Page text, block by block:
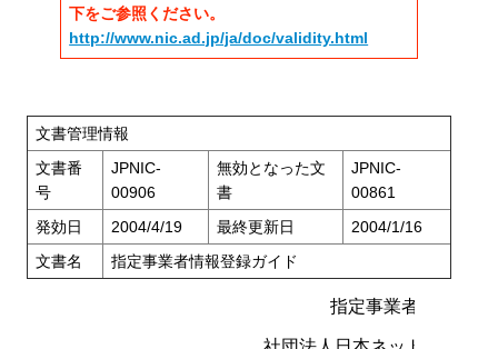
下をご参照ください。
http://www.nic.ad.jp/ja/doc/validity.html
文書管理情報
文書番
号
JPNIC-
00906
無効となった文
書
JPNIC-
00861
発効日
2004/4/19 最終更新日
2004/1/16
文書名
指定事業者情報登録ガイド
指定事業者情報登録